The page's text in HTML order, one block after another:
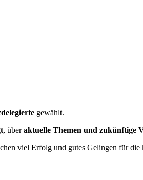
gewählt.
, überaktuelle Themen und zukünftige
viel Erfolg und gutes Gelingen für die